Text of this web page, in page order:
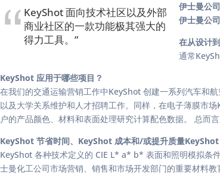
KeyShot 面向技术社区以及外部
商业社区的一款功能极其强大的
得力工具。”
伊士曼公
伊士曼公
在从设计
通常
KeyShot 应用于哪些项目？
在我们的交通运输营销工作中KeyShot 创建一系列汽车和
以及大学关系维护和人才招聘工作。同样，在电子薄膜市
户的产品颜色、材料和表面处理研究计算配色数据。 总而
KeyShot 节省时间、KeyShot 成本和/或提升质量KeyShot
KeyShot 各种技术定义的 CIE L* a* b* 表面和照明模拟条
士曼化工公司市场营销、销售和市场开发部门的重要材料